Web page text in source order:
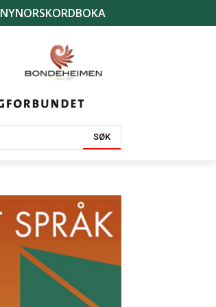
NYNORSKORDBOKA
SØK